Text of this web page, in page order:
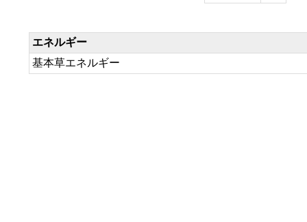
エネルギー
基本草エネルギー